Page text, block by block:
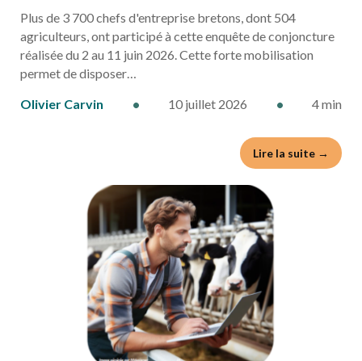
Plus de 3 700 chefs d'entreprise bretons, dont 504
agriculteurs, ont participé à cette enquête de conjoncture
réalisée du 2 au 11 juin 2026. Cette forte mobilisation
permet de disposer…
Olivier Carvin
• 10 juillet 2026 • 4 min
Lire la suite →